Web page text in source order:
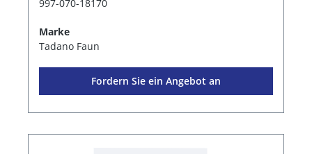
997-070-18170
Marke
Tadano Faun
Fordern Sie ein Angebot an